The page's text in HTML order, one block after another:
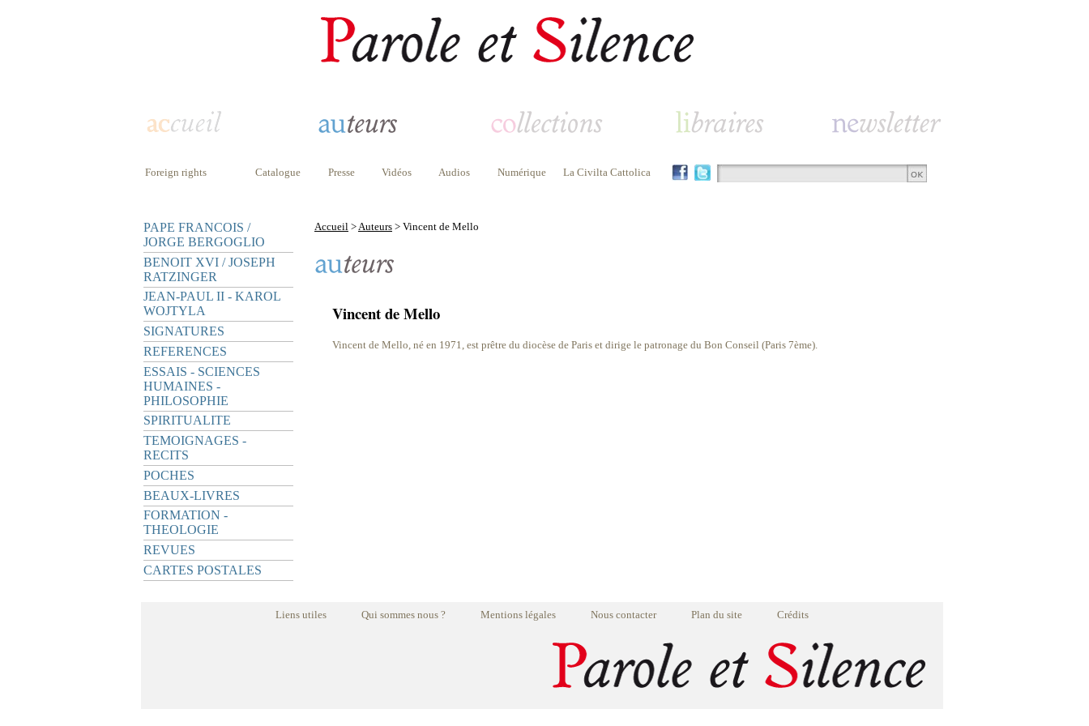
Foreign rights Catalogue Presse Vidéos Audios Numérique La Civilta Cattolica
PAPE FRANCOIS /
JORGE BERGOGLIO
BENOIT XVI / JOSEPH
RATZINGER
JEAN-PAUL II - KAROL
WOJTYLA
SIGNATURES
REFERENCES
ESSAIS - SCIENCES
HUMAINES -
PHILOSOPHIE
SPIRITUALITE
TEMOIGNAGES -
RECITS
POCHES
BEAUX-LIVRES
FORMATION -
THEOLOGIE
REVUES
CARTES POSTALES
Accueil >Auteurs > Vincent de Mello
Vincent de Mello
Vincent de Mello, né en 1971, est prêtre du diocèse de Paris et dirige le patronage du Bon Conseil (Paris 7ème).
Liens utiles Qui sommes nous ? Mentions légales Nous contacter Plan du site Crédits